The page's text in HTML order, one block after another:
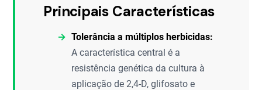
Principais Características
Tolerância a múltiplos herbicidas:
A característica central é a
resistência genética da cultura à
aplicação de 2,4-D, glifosato e